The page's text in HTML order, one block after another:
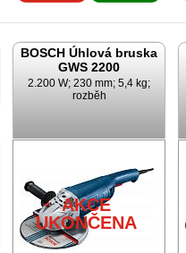
BOSCH Úhlová bruska
GWS 2200
2.200 W; 230 mm; 5,4 kg;
rozběh
AKCE
UKONČENA